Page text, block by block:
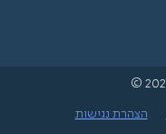
הצהרת נגישות